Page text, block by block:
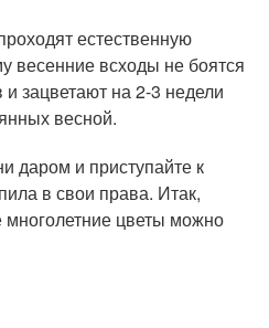
естественную
весенние всходы не боятся
зацветают на 2-3 недели
весной.
даром и приступайте к
в свои права. Итак,
многолетние цветы можно